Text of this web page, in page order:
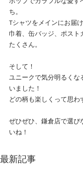
ち。
Tシャツをメインにお届
巾着、缶バッジ、ポスト
たくさん。
そして！
ユニークで気分明るくな
いました！
どの柄も楽しくって思わ
ぜひぜひ、鎌倉店で選び
いね！
最新記事